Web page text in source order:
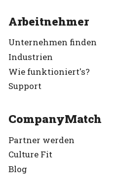
Arbeitnehmer
Unternehmen finden
Industrien
Wie funktioniert's?
Support
CompanyMatch
Partner werden
Culture Fit
Blog